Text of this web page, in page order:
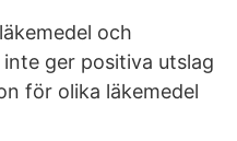
och
ger positiva utslag
för olika läkemedel